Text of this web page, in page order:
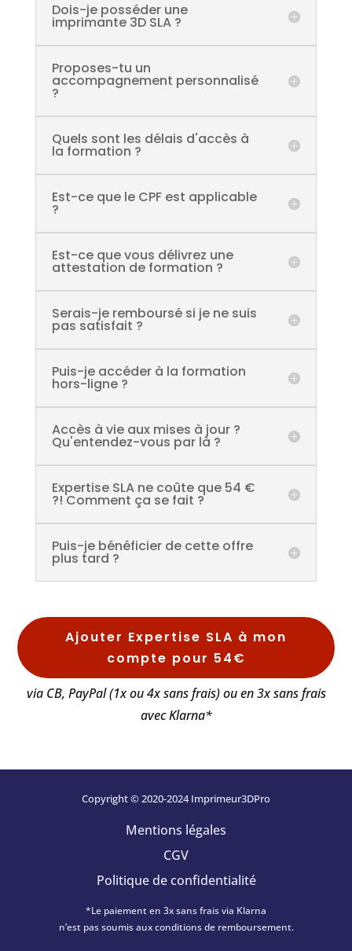
Dois-je posséder une
imprimante 3D SLA ?
Proposes-tu un
accompagnement personnalisé
?
Quels sont les délais d'accès à
la formation ?
Est-ce que le CPF est applicable
?
Est-ce que vous délivrez une
attestation de formation ?
Serais-je remboursé si je ne suis
pas satisfait ?
Puis-je accéder à la formation
hors-ligne ?
Accès à vie aux mises à jour ?
Qu'entendez-vous par là ?
Expertise SLA ne coûte que 54 €
?! Comment ça se fait ?
Puis-je bénéficier de cette offre
plus tard ?
Ajouter Expertise SLA à mon
compte pour 54€
via CB, PayPal (1x ou 4x sans frais) ou en 3x sans frais
avec Klarna*
Copyright © 2020-2024 Imprimeur3DPro
Mentions légales
CGV
Politique de confidentialité
*Le paiement en 3x sans frais via Klarna
n’est pas soumis aux conditions de remboursement.